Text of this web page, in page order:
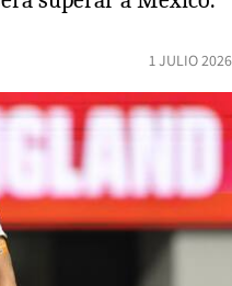
1 JULIO 2026